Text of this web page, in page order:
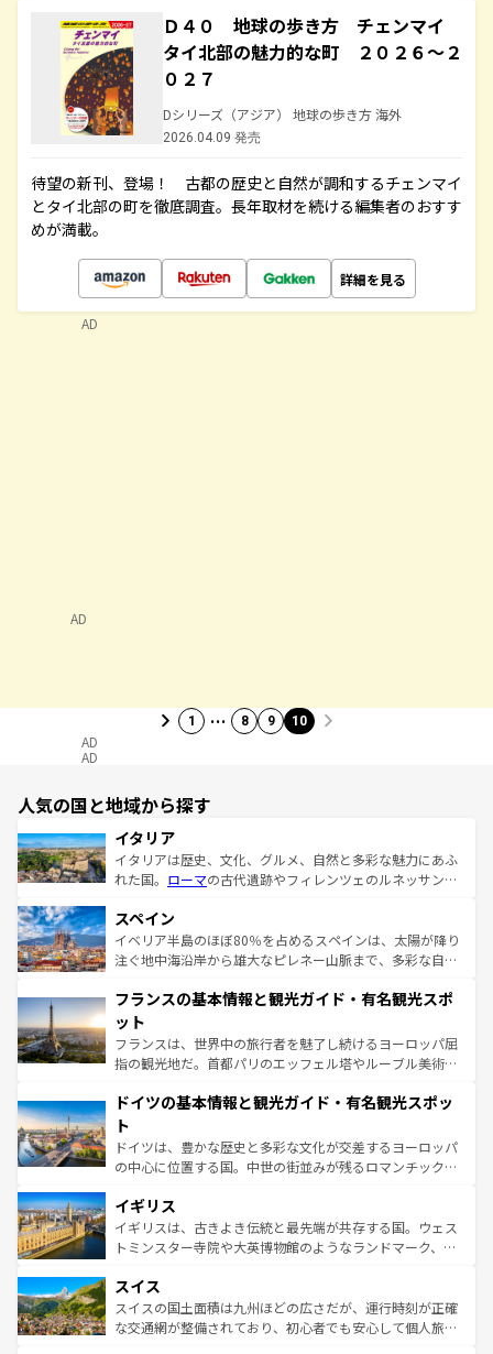
Ｄ４０ 地球の歩き方 チェンマイ
タイ北部の魅力的な町 ２０２６～２
０２７
Dシリーズ（アジア） 地球の歩き方 海外
2026.04.09 発売
待望の新刊、登場！ 古都の歴史と自然が調和するチェンマイ
とタイ北部の町を徹底調査。長年取材を続ける編集者のおすす
めが満載。
詳細を見る
AD
1 … 8 9 10
AD
AD
人気の国と地域から探す
イタリア
イタリアは歴史、文化、グルメ、自然と多彩な魅力にあふ
れた国。 ローマの古代遺跡やフィレンツェのルネッサンス
ろん、トスカーナの美しい田園風景やアマルフィ海岸の絶
景など、自然景観も見逃せない。観光の合間には、本場の
ピザやパスタなど、絶品のイタリア料理を堪能することも
ませてくれるイタリアで、忘れられない旅をしてみよう！
なお、新着のイタリア情報は
しい。
スペイン
イベリア半島のほぼ80％を占めるスペインは、太陽が降り
注ぐ地中海沿岸から雄大なピレネー山脈まで、多彩な自然
文化が根付くこの国では、情熱的なフラメンコ、熱気あふ
れる闘牛、そして美味しいタパスが生活の一部となってい
る。首都マドリードの洗練された雰囲気や、バルセロナの
アートに溢れた街角から、地方では古代ローマ遺跡や中世
せる。地方によって風土や気候が異なるスペインはその個
ンテンツ一覧 を参照してほしい。
フランスの基本情報と観光ガイド・有名観光スポ
ット
フランスは、世界中の旅行者を魅了し続けるヨーロッパ屈
指の観光地だ。首都パリのエッフェル塔やルーブル美術館
で、幅広い魅力が詰まっている。華麗な宮殿、歴史的な大
聖堂、美しいビーチ、そして豊かな自然が、訪れる者を心
から魅了する。また、フランスは美食の国としても知ら
れ、フランス料理はユネスコ無形文化遺産にも登録されて
香り高いラベンダー畑など、多彩な楽しみ方が可能だ。さ
らに、パリ以外の地域にも魅力が溢れており、どの街角に
も豊かな歴史と文化が息づいている。パリ以外の個性あふ
を参照してほしい。
ドイツの基本情報と観光ガイド・有名観光スポッ
ト
ドイツは、豊かな歴史と多彩な文化が交差するヨーロッパ
の中心に位置する国。中世の街並みが残るロマンチック街
顔を持つこの国は、どこを歩いても飽きることがない。ベ
ルリンの文化的活気、バイエルン州のアルプスの絶景、そ
してライン川沿いのワイン畑といった風景は必見。ビール
は、お酒好きな人にはぜひ体験してほしい。 なお、新着の
ドイツ情報はコンテンツ一覧を参照してほしい。
イギリス
イギリスは、古きよき伝統と最先端が共存する国。ウェス
トミンスター寺院や大英博物館のようなランドマーク、歴
リアごとに異なる魅力がある。また、優雅なアフタヌーン
ティー、ビール好きにはたまらない英国パブ、サッカー観
戦など、本場だからこそできる体験も豊富。イギリスを旅
スイス
スイスの国土面積は九州ほどの広さだが、運行時刻が正確
な交通網が整備されており、初心者でも安心して個人旅行
AD